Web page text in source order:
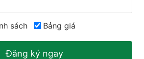
lý mua hàng (Fr)
sách Bảng giá
Đăng ký ngay